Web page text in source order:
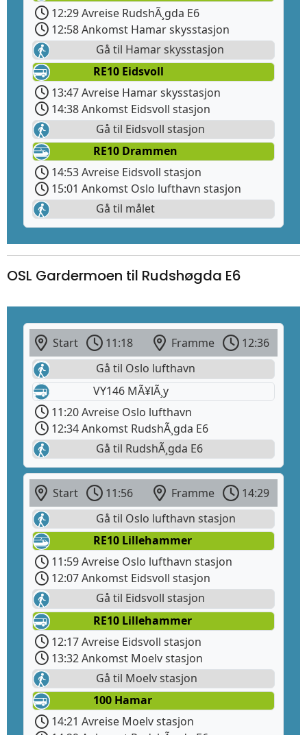
12:29 Avreise RudshÃ¸gda E6
12:58 Ankomst Hamar skysstasjon
Gå til Hamar skysstasjon
RE10 Eidsvoll
13:47 Avreise Hamar skysstasjon
14:38 Ankomst Eidsvoll stasjon
Gå til Eidsvoll stasjon
RE10 Drammen
14:53 Avreise Eidsvoll stasjon
15:01 Ankomst Oslo lufthavn stasjon
Gå til målet
OSL Gardermoen til Rudshøgda E6
Start 11:18 Framme
12:36
Gå til Oslo lufthavn
VY146 MÃ¥lÃ¸y
11:20 Avreise Oslo lufthavn
12:34 Ankomst RudshÃ¸gda E6
Gå til RudshÃ¸gda E6
Start 11:56 Framme
14:29
Gå til Oslo lufthavn stasjon
RE10 Lillehammer
11:59 Avreise Oslo lufthavn stasjon
12:07 Ankomst Eidsvoll stasjon
Gå til Eidsvoll stasjon
RE10 Lillehammer
12:17 Avreise Eidsvoll stasjon
13:32 Ankomst Moelv stasjon
Gå til Moelv stasjon
100 Hamar
14:21 Avreise Moelv stasjon